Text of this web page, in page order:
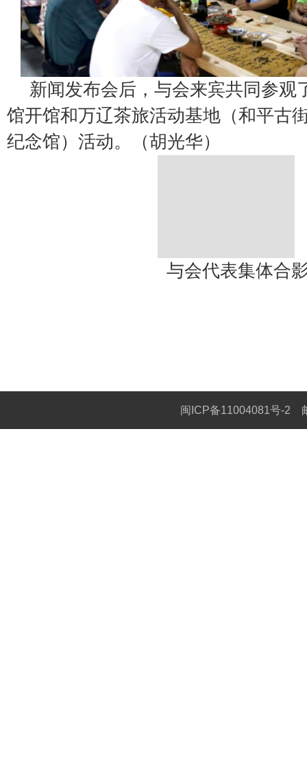
新闻发布会后，与会来宾共同参观
馆开馆和万辽茶旅活动基地（和平古
纪念馆）活动。（胡光华）
与会代表集体合
闽ICP备11004081号-2